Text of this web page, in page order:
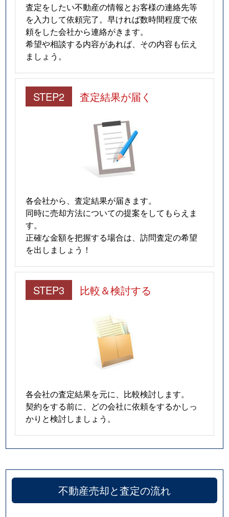
査定をしたい不動産の情報とお客様の連絡先等
を入力して依頼完了。早ければ数時間程度で依
頼をした会社から連絡がきます。
希望や相談する内容があれば、その内容も伝え
ましょう。
STEP2 査定結果が届く
各会社から、査定結果が届きます。
同時に売却方法についての提案をしてもらえま
す。
正確な金額を把握する場合は、訪問査定の希望
を出しましょう！
STEP3 比較＆検討する
各会社の査定結果を元に、比較検討します。
契約をする前に、どの会社に依頼をするかしっ
かりと検討しましょう。
不動産売却と査定の流れ